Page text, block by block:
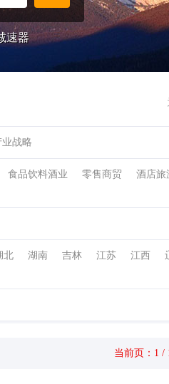
速器
业战略
食品饮料酒业 零售商贸
酒店旅
北 湖南 吉林 江苏 江西
当前页：1 /